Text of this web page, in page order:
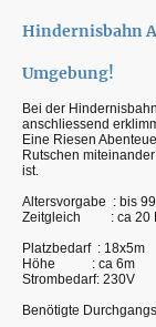
Hindernisbahn
Umgebung!
Bei der
anschliessend
Eine Riesen
Rutschen
ist.
Altersvorgabe : bis
Zeitgleich : ca 20
Platzbedarf : 18x5m
Höhe : ca 6m
Strombedarf: 230V
Benötigte